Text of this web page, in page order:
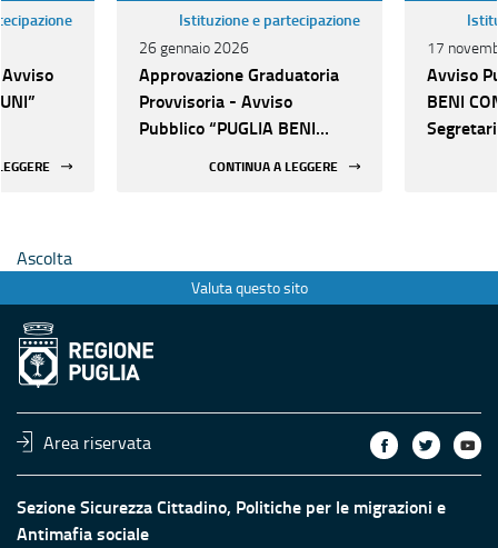
Istituzione e partecipazione
26 gennaio 2026
Approvazione Graduatoria
Provvisoria - Avviso
Pubblico “PUGLIA BENI
CONTINUA A LEGGERE
17
Avviso
BENI
Ascolta
Valuta questo sito
Area riservata
Sezione Sicurezza Cittadino, Politiche per le migrazioni e
Antimafia sociale